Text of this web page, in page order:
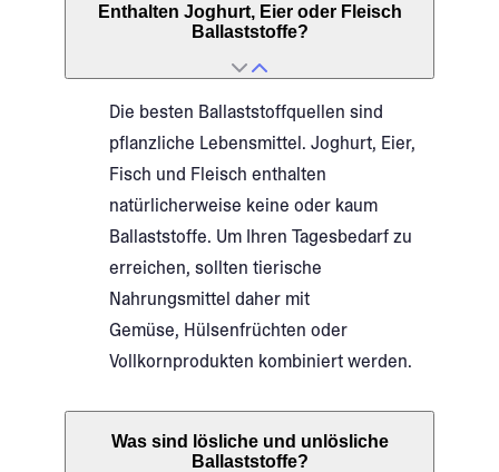
Enthalten Joghurt, Eier oder Fleisch
Ballaststoffe?
Die besten Ballaststoffquellen sind
pflanzliche Lebensmittel. Joghurt, Eier,
Fisch und Fleisch enthalten
natürlicherweise keine oder kaum
Ballaststoffe. Um Ihren Tagesbedarf zu
erreichen, sollten tierische
Nahrungsmittel daher mit
Gemüse, Hülsenfrüchten oder
Vollkornprodukten kombiniert werden.
Was sind lösliche und unlösliche
Ballaststoffe?